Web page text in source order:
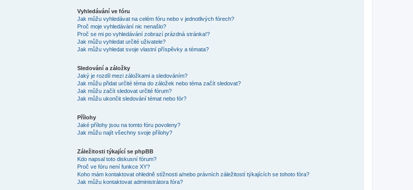
Vyhledávání ve fóru
Jak můžu vyhledávat na celém fóru nebo v jednotlivých fórech?
Proč moje vyhledávání nic nenašlo?
Proč se mi po vyhledávání zobrazí prázdná stránka!?
Jak můžu vyhledat určité uživatele?
Jak můžu vyhledat svoje vlastní příspěvky a témata?
Sledování a záložky
Jaký je rozdíl mezi záložkami a sledováním?
Jak můžu přidat určité téma do záložek nebo téma začít sledovat?
Jak můžu začít sledovat určité fórum?
Jak můžu ukončit sledování témat nebo fór?
Přílohy
Jaké přílohy jsou na tomto fóru povoleny?
Jak můžu najít všechny svoje přílohy?
Záležitosti týkající se phpBB
Kdo napsal toto diskusní fórum?
Proč ve fóru není funkce XY?
Koho mám kontaktovat ohledně stížnosti a/nebo právních záležitostí týkajících se tohoto fóra?
Jak můžu kontaktovat administrátora fóra?